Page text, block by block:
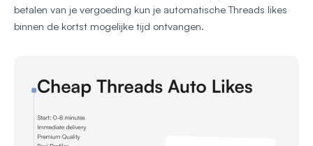
betalen van je vergoeding kun je automatische Threads likes
binnen de kortst mogelijke tijd ontvangen.